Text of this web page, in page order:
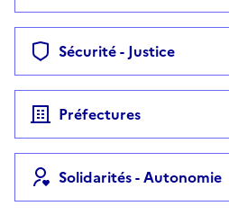
Sécurité - Justice
Préfectures
Solidarités - Autonomie